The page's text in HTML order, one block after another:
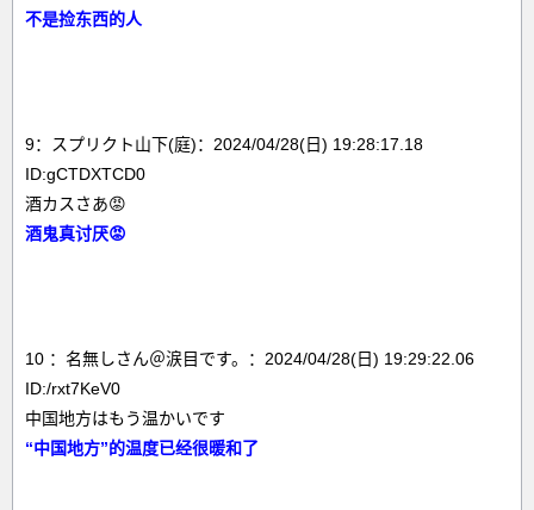
不是捡东西的人
9：スプリクト山下(庭)：2024/04/28(日) 19:28:17.18
ID:gCTDXTCD0
酒カスさあ😡
酒鬼真讨厌😡
10 ：名無しさん＠涙目です。：2024/04/28(日) 19:29:22.06
ID:/rxt7KeV0
中国地方はもう温かいです
“中国地方”的温度已经很暖和了